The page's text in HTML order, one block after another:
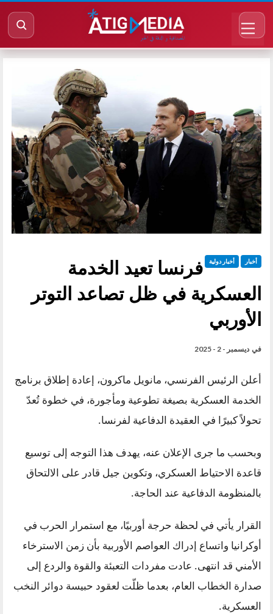
أخبار أخبار دولية
فرنسا تعيد الخدمة
العسكرية في ظل تصاعد التوتر
الأوربي
في ديسمبر - 2 - 2025
أعلن الرئيس الفرنسي، مانويل ماكرون، إعادة إطلاق برنامج
الخدمة العسكرية بصيغة تطوعية ومأجورة، في خطوة تُعدّ
تحولاً كبيرًا في العقيدة الدفاعية لفرنسا.
وبحسب ما جرى الإعلان عنه، يهدف هذا التوجه إلى توسيع
قاعدة الاحتياط العسكري، وتكوين جيل قادر على الالتحاق
بالمنظومة الدفاعية عند الحاجة.
القرار يأتي في لحظة حرجة أوربيًا، مع استمرار الحرب في
أوكرانيا واتساع إدراك العواصم الأوربية بأن زمن الاسترخاء
الأمني قد انتهى. عادت مفردات التعبئة والقوة والردع إلى
صدارة الخطاب العام، بعدما ظلّت لعقود حبيسة دوائر النخب
العسكرية.